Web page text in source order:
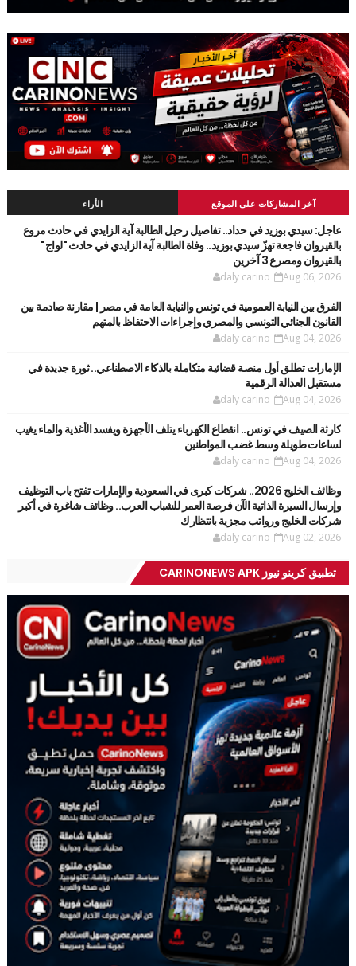
آخر المشاركات على الموقع الأراء
عاجل: سيدي بوزيد في حداد.. تفاصيل رحيل الطالبة آية الزايدي في حادث مروع
بالقيروان فاجعة تهزّ سيدي بوزيد.. وفاة الطالبة آية الزايدي في حادث "لواج"
بالقيروان ومصرع 3 آخرين
daly carino Aug 06, 2026
الفرق بين النيابة العمومية في تونس والنيابة العامة في مصر | مقارنة صادمة بين
القانون الجنائي التونسي والمصري وإجراءات الاحتفاظ بالمتهم
daly carino Aug 04, 2026
الإمارات تطلق أول منصة قضائية متكاملة بالذكاء الاصطناعي.. ثورة جديدة في
مستقبل العدالة الرقمية
daly carino Aug 04, 2026
كارثة الصيف في تونس.. انقطاع الكهرباء يتلف الأجهزة ويفسد الأغذية والماء يغيب
لساعات طويلة وسط غضب المواطنين
daly carino Aug 04, 2026
وظائف الخليج 2026.. شركات كبرى في السعودية والإمارات تفتح باب التوظيف
وإرسال السيرة الذاتية الآن فرصة العمر للشباب العرب.. وظائف شاغرة في أكبر
شركات الخليج ورواتب مجزية بانتظارك
daly carino Aug 02, 2026
تطبيق كرينو نيوز CARINONEWS APK